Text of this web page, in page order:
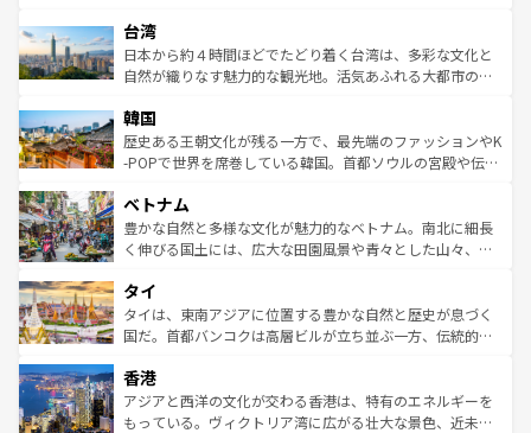
情報は
人々、おいしいローカルフードやハワイアンミュージッ
ク、伝統的なフラダンスなど、すべてがハワイの魅力を彩
っている。訪れるたびに新しい発見と感動が待っているハ
はコンテンツ一覧
リアリーフや大陸中央部にそびえるウルル（エアーズロッ
ク）、タスマニアの美しい原生林やケアンズの熱帯雨林な
ど、見どころがたくさん。また、カフェやワイン、オージ
いる。アクティビティも充実しており、サーフィンやダイ
ビング、ハイキングなど、アウトドア好きにはたまらな
い。オーストラリアの多彩な魅力を存分に味わいつくそ
参照してほしい。
台湾
日本から約４時間ほどでたどり着く台湾は、多彩な文化と
自然が織りなす魅力的な観光地。活気あふれる大都市の台
ン）、静ひつな山岳地帯である台湾東部など、都市の喧騒
と山間の静けさが共存しており、訪れる人に新しい発見と
驚きをもたらしてくれる。また、奥深い台湾の食文化も魅
容にもいいと評判のスイーツなど、バラエティ豊かな料理
が味わえる。 なお、新着の台湾情報は コンテンツ一覧を参
照してほしい。
韓国
歴史ある王朝文化が残る一方で、最先端のファッションやK
-POPで世界を席巻している韓国。首都ソウルの宮殿や伝統
き、地方に足を延ばせば四季折々の自然美を楽しむことが
できる。そして、キムチや焼肉、絶品のストリートフード
まで、さまざまな韓国料理が待っている。夜には、韓国な
リティに包まれながら、韓国の多彩な魅力を心ゆくまで味
わってみてほしい。 なお、新着の韓国情報はコンテンツ一
覧を参照してほしい。
ベトナム
豊かな自然と多様な文化が魅力的なベトナム。南北に細長
く伸びる国土には、広大な田園風景や青々とした山々、世
急速な発展と共に伝統が息づく。ハノイの古い町並みやホ
ーチミン市のフランス統治時代の建物も、独特の雰囲気を
醸し出している。また、バラエティの豊かさとおいしさで
とつ。フォーやバインミー、ベトナムコーヒーなどは、ぜ
ひ現地で味わいたい。どの地域を訪れてもあたたかい人々
が旅行者を迎えてくれるので、きっと忘れられない旅にな
タイ
タイは、東南アジアに位置する豊かな自然と歴史が息づく
国だ。首都バンコクは高層ビルが立ち並ぶ一方、伝統的な
の活気が交差している。北部ではチェンマイなどの山岳地
帯で自然と触れ合い、南部ではプーケットやクラビの美し
いビーチでリゾート気分を楽しむことができる。タイ料理
香港
アジアと西洋の文化が交わる香港は、特有のエネルギーを
もっている。ヴィクトリア湾に広がる壮大な景色、近未来